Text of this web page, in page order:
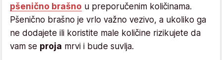
pšenično brašno u preporučenim količinama.
Pšenično brašno je vrlo važno vezivo, a ukoliko ga
ne dodajete ili koristite male količine rizikujete da
vam se proja mrvi i bude suvlja.